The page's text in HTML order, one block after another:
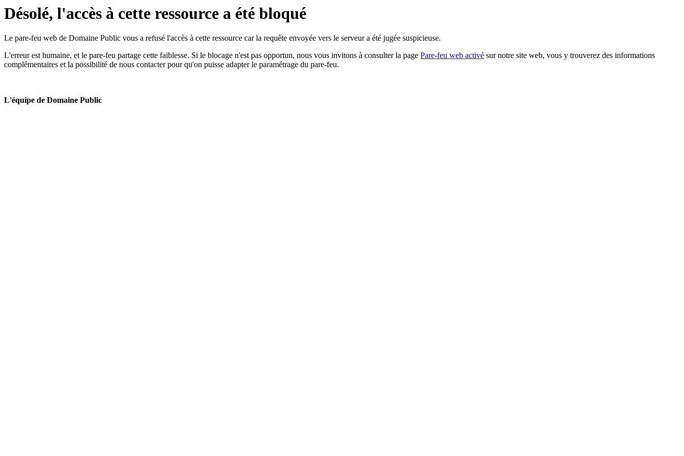
Désolé, l'accès à cette ressource a été bloqué
Le pare-feu web de Domaine Public vous a refusé l'accès à cette ressource car la requête envoyée vers le serveur a été jugée suspicieuse.
L'erreur est humaine, et le pare-feu partage cette faiblesse. Si le blocage n'est pas opportun, nous vous invitons à consulter la page Pare-feu web activé sur notre site web, vous y trouverez des informations
complémentaires et la possibilité de nous contacter pour qu'on puisse adapter le paramétrage du pare-feu.
L'équipe de Domaine Public